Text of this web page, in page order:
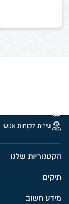
שירות לקוחות אנושי
הקטגוריות שלנו
תיקים
מידע חשוב